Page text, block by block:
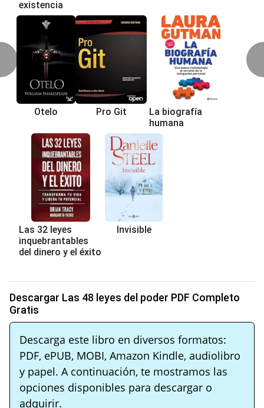
existencia
Otelo Pro Git
La biografía
humana
Las 32 leyes
inquebrantables
del dinero y el éxito
Invisible
Descargar Las 48 leyes del poder PDF Completo
Gratis
Descarga este libro en diversos formatos:
PDF, ePUB, MOBI, Amazon Kindle, audiolibro
y papel. A continuación, te mostramos las
opciones disponibles para descargar o
adquirir.